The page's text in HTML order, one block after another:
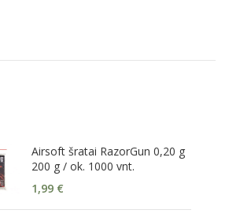
Airsoft šratai RazorGun 0,20 g
200 g / ok. 1000 vnt.
1,99 €